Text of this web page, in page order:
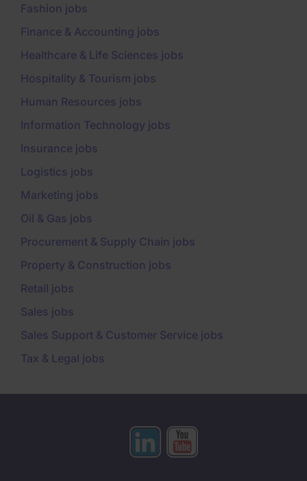
Fashion jobs
Finance & Accounting jobs
Healthcare & Life Sciences jobs
Hospitality & Tourism jobs
Human Resources jobs
Information Technology jobs
Insurance jobs
Logistics jobs
Marketing jobs
Oil & Gas jobs
Procurement & Supply Chain jobs
Property & Construction jobs
Retail jobs
Sales jobs
Sales Support & Customer Service jobs
Tax & Legal jobs